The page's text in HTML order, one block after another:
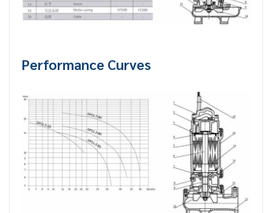
Performance Curves